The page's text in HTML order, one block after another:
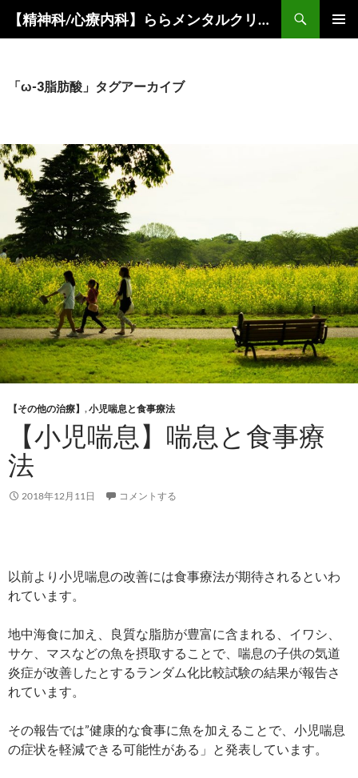
キ
ッ
プ
【精神科/心療内科】ららメンタルクリニック
「ω-3脂肪酸」タグアーカイブ
【その他の治療】 ,小児喘息と食事療法
【小児喘息】喘息と食事療
法
2018年12月11日 コメントする
以前より小児喘息の改善には食事療法が期待されるといわ
れています。
地中海食に加え、良質な脂肪が豊富に含まれる、イワシ、
サケ、マスなどの魚を摂取することで、喘息の子供の気道
炎症が改善したとするランダム化比較試験の結果が報告さ
れています。
その報告では”健康的な食事に魚を加えることで、小児喘息
の症状を軽減できる可能性がある」と発表しています。